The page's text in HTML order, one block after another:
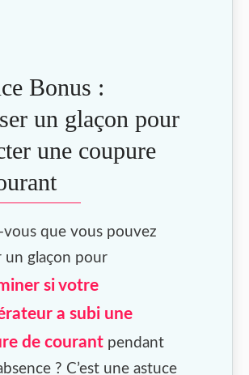
Bonus :
un glaçon pour
une coupure
vous que vous pouvez
un glaçon pour
si votre
a subi une
de courant pendant
? C’est une astuce